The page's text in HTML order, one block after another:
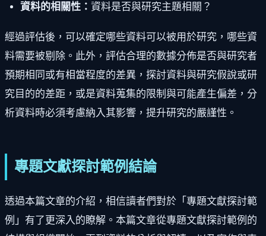
資料的相關性： 資料是否與研究主題相關？
經過評估後，可以確定哪些資料可以被用於研究，哪些資
料需要被剔除。此外，評估合理的數據分佈是否與研究者
預期相同或有相當程度的差異，探討資料與研究假說或研
究目的的差距，或是資料蒐集的限制與可能產生偏差，分
析資料時必須考慮納入其影響，提升研究的嚴謹性。
專題文獻探討範例結論
透過本篇文章的介紹，相信讀者們對於「專題文獻探討範
例」有了更深入的瞭解。本篇文章從專題文獻探討範例的